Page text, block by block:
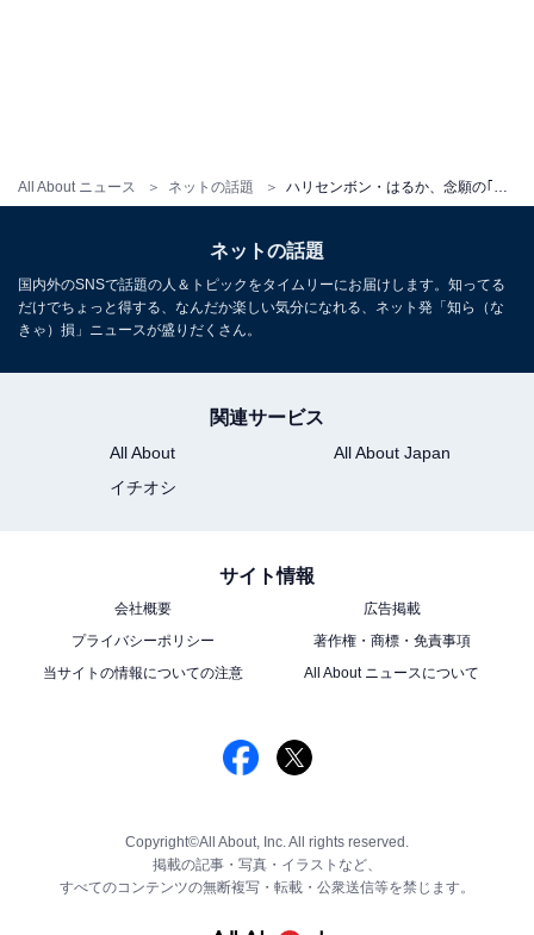
All About ニュース ネットの話題
ネットの話題
国内外のSNSで話題の人＆トピックをタイムリーにお届けします。知ってる
だけでちょっと得する、なんだか楽しい気分になれる、ネット発「知ら（な
きゃ）損」ニュースが盛りだくさん。
関連サービス
All About
All About Japan
イチオシ
サイト情報
会社概要
広告掲載
プライバシーポリシー
著作権・商標・免責事項
当サイトの情報についての注意
All About ニュースについて
Copyright©All About, Inc. All rights reserved.
掲載の記事・写真・イラストなど、
すべてのコンテンツの無断複写・転載・公衆送信等を禁じます。